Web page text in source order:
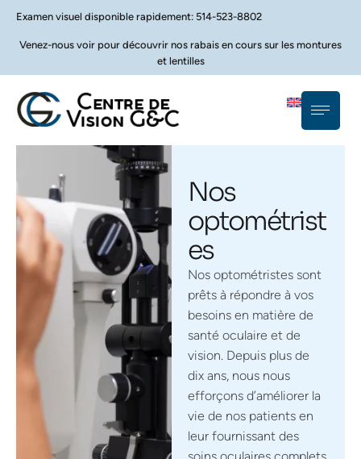
Examen visuel disponible rapidement: 514-523-8802
Venez-nous voir pour découvrir nos rabais en cours sur les montures
et lentilles
Nos
optométrist
es
Nos optométristes sont
prêts à répondre à vos
besoins en matière de
santé oculaire et de
vision. Depuis plus de
dix ans, nous nous
efforçons d’améliorer la
vie de nos patients en
leur fournissant des